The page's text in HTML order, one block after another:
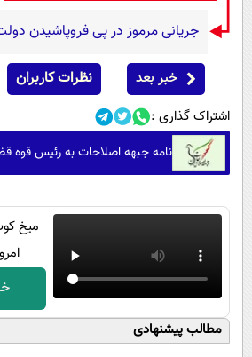
جریانی مرموز در پی فروپاشیدن
خبر بعد نظرات کاربران
اشتراک گذاری :
نامه جبهه اصلاحات به رئیس قوه
میخ
مطالب پیشنهادی